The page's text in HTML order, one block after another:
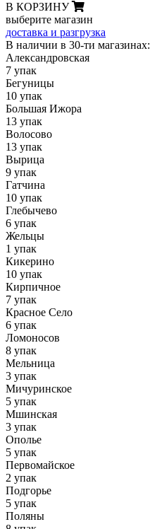
В КОРЗИНУ
выберите магазин
доставка и разгрузка
В наличии в 30-ти магазинах:
Александровская
7 упак
Бегуницы
10 упак
Большая Ижора
13 упак
Волосово
13 упак
Вырица
9 упак
Гатчина
10 упак
Глебычево
6 упак
Жельцы
1 упак
Кикерино
10 упак
Кирпичное
7 упак
Красное Село
6 упак
Ломоносов
8 упак
Мельница
3 упак
Мичуринское
5 упак
Мшинская
3 упак
Ополье
5 упак
Первомайское
2 упак
Подгорье
5 упак
Поляны